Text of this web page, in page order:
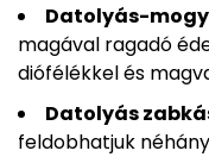
Datolyás-
magával ragadó
diófélékkel és
Datolyás
feldobhatjuk